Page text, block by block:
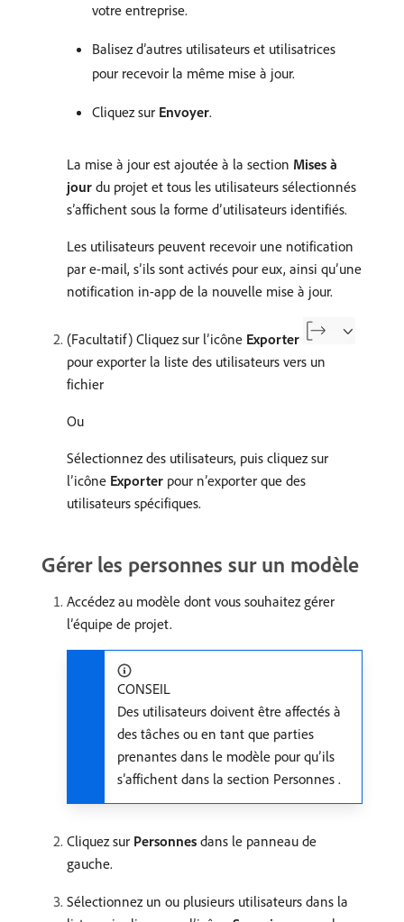
votre entreprise.
Balisez d’autres utilisateurs et utilisatrices
pour recevoir la même mise à jour.
Cliquez sur Envoyer.
La mise à jour est ajoutée à la section Mises à
jour du projet et tous les utilisateurs sélectionnés
s’affichent sous la forme d’utilisateurs identifiés.
Les utilisateurs peuvent recevoir une notification
par e-mail, s’ils sont activés pour eux, ainsi qu’une
notification in-app de la nouvelle mise à jour.
(Facultatif) Cliquez sur l’icône Exporter
pour exporter la liste des utilisateurs vers un
fichier
Ou
Sélectionnez des utilisateurs, puis cliquez sur
l’icône Exporter pour n’exporter que des
utilisateurs spécifiques.
Gérer les personnes sur un modèle
Accédez au modèle dont vous souhaitez gérer
l’équipe de projet.
CONSEIL
Des utilisateurs doivent être affectés à
des tâches ou en tant que parties
prenantes dans le modèle pour qu’ils
s’affichent dans la section Personnes .
Cliquez sur Personnes dans le panneau de
gauche.
Sélectionnez un ou plusieurs utilisateurs dans la